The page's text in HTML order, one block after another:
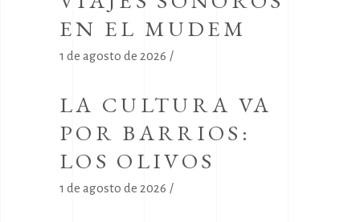
EN EL MUDEM
1 de agosto de 2026
LA CULTURA VA
POR BARRIOS:
LOS OLIVOS
1 de agosto de 2026